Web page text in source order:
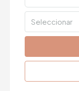
Seleccionar